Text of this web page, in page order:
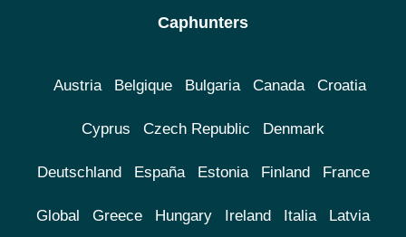
Caphunters
Austria Belgique Bulgaria Canada Croatia
Cyprus Czech Republic Denmark
Deutschland España Estonia Finland France
Global Greece Hungary Ireland Italia Latvia